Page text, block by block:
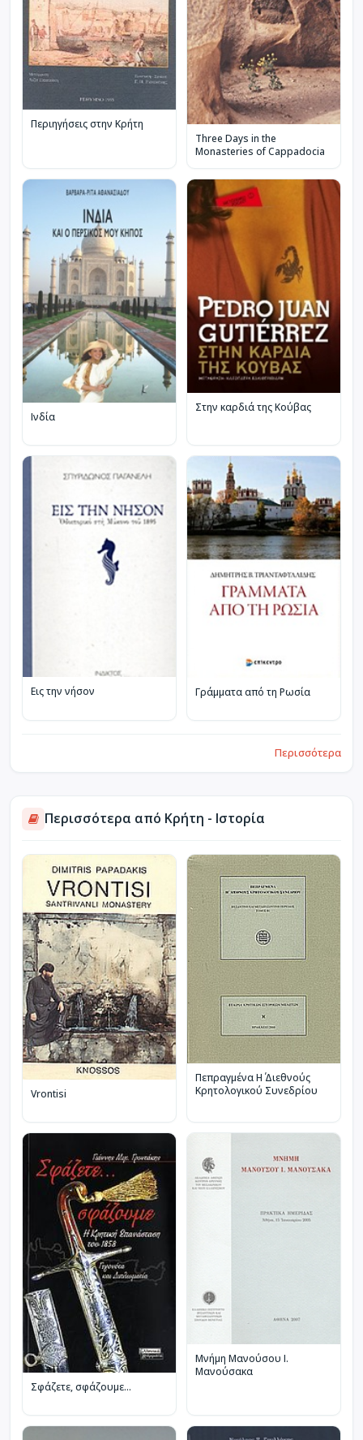
Περιηγήσεις στην Κρήτη
Three Days in the
Monasteries of Cappadocia
Ινδία
Στην καρδιά της Κούβας
Εις την νήσον Γράμματα από τη Ρωσία
Περισσότερα
Περισσότερα από Κρήτη - Ιστορία
Vrontisi
Πεπραγμένα Η΄ Διεθνούς
Κρητολογικού Συνεδρίου
Σφάζετε, σφάζουμε...
Μνήμη Μανούσου Ι.
Μανούσακα